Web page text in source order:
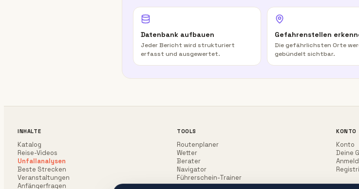
Datenbank aufbauen
Jeder Bericht wird strukturiert
erfasst und ausgewertet.
Gefahrenstellen
Die gefährlichsten Orte
gebündelt sichtbar.
INHALTE
Katalog
Reise-Videos
Unfallanalysen
Beste Strecken
Veranstaltungen
Anfängerfragen
TOOLS
Routenplaner
Wetter
Berater
Navigator
Führerschein-Trainer
KONTO
Konto
Deine